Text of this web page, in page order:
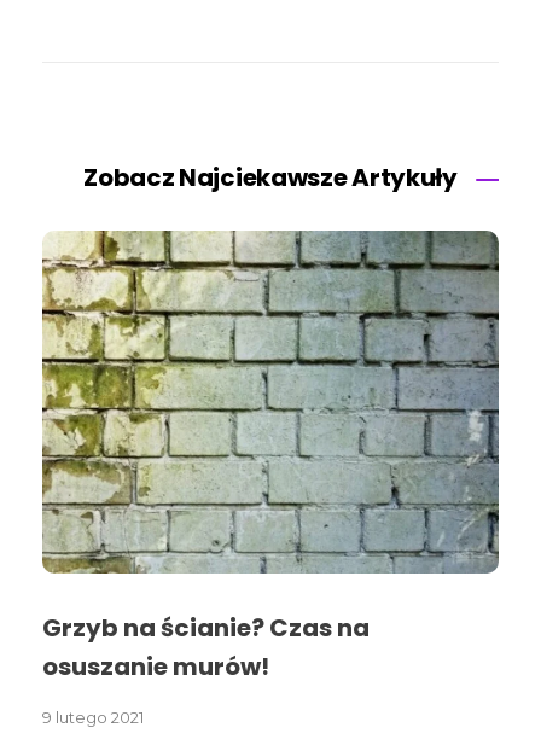
Zobacz Najciekawsze Artykuły
Grzyb na ścianie? Czas na
osuszanie murów!
9 lutego 2021